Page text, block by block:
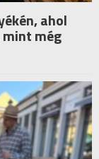
ahol
még